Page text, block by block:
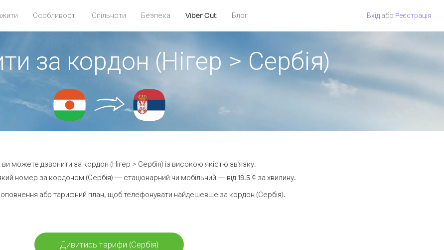
Особливості Спільноти Безпека Viber Out Блог Вхід або Pеєстрація
за кордон (Нігер > Сербія)
ви можете дзвонити за кордон (Нігер > Сербія) із високою якістю зв'язку.
номер за кордоном (Сербія) — стаціонарний чи мобільний — від 19.5 ¢ за хвилину.
або тарифний план, щоб телефонувати найдешевше за кордон (Сербія).
Дивитись тарифи (Сербія)